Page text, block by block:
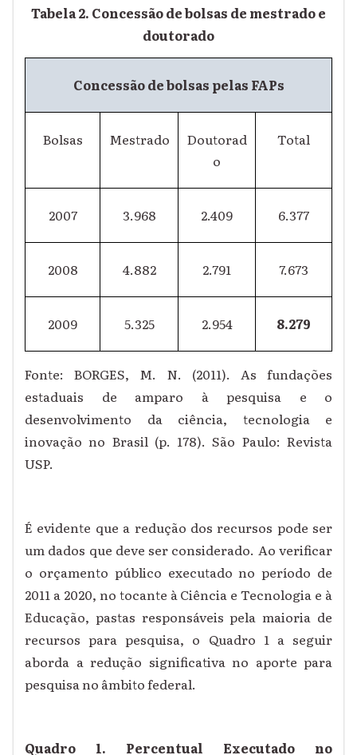
Tabela 2. Concessão de bolsas de mestrado e
doutorado
Concessão de bolsas pelas FAPs
Bolsas Mestrado
Doutorad
o
Total
2007 3.968 2.409 6.377
2008 4.882 2.791 7.673
2009 5.325 2.954 8.279
Fonte: BORGES, M. N. (2011). As fundações
estaduais de amparo à pesquisa e o
desenvolvimento da ciência, tecnologia e
inovação no Brasil (p. 178). São Paulo: Revista
USP.
É evidente que a redução dos recursos pode ser
um dados que deve ser considerado. Ao verificar
o orçamento público executado no período de
2011 a 2020, no tocante à Ciência e Tecnologia e à
Educação, pastas responsáveis pela maioria de
recursos para pesquisa, o Quadro 1 a seguir
aborda a redução significativa no aporte para
pesquisa no âmbito federal.
Quadro 1. Percentual Executado no